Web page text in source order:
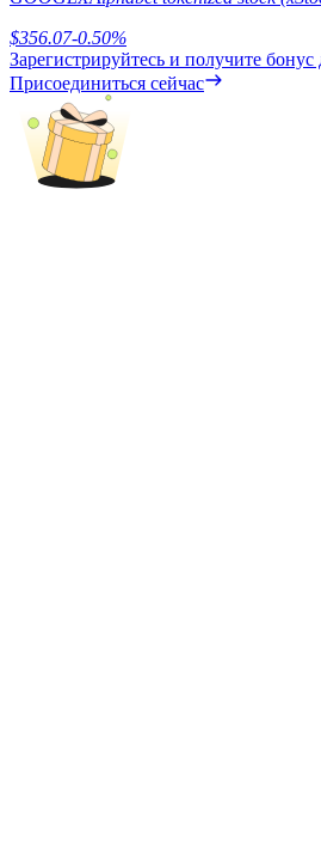
Precious Metals Trading Carnival
Trade Gold & Silver · 33,333
USDT New User Exclusive 10%
$356.07-0.50%
Зарегистрируйтесь и получите бонус
Присоединиться сейчас